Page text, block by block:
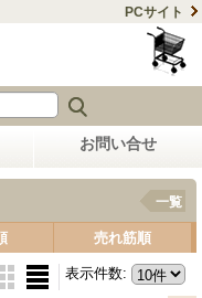
PCサイト
お問い合せ
一覧
売れ筋順
表示件数: